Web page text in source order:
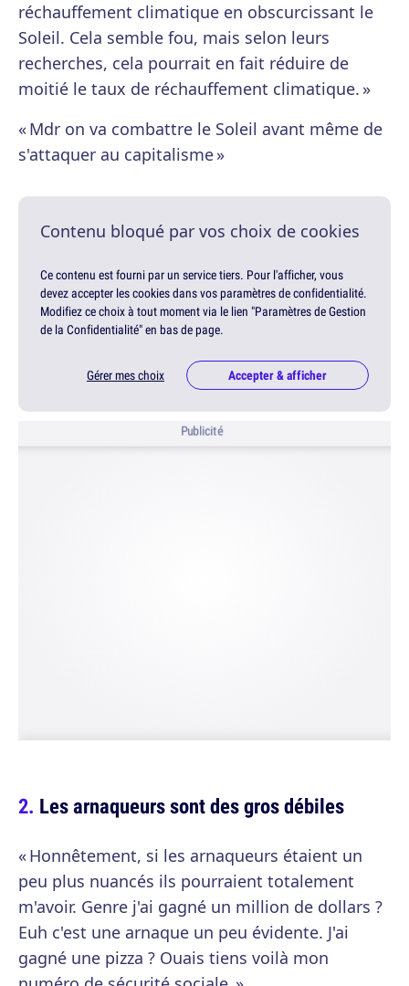
réchauffement climatique en obscurcissant le
Soleil. Cela semble fou, mais selon leurs
recherches, cela pourrait en fait réduire de
moitié le taux de réchauffement climatique. »
« Mdr on va combattre le Soleil avant même de
s'attaquer au capitalisme »
Contenu bloqué par vos choix de cookies
Ce contenu est fourni par un service tiers. Pour l'afficher, vous
devez accepter les cookies dans vos paramètres de confidentialité.
Modifiez ce choix à tout moment via le lien "Paramètres de Gestion
de la Confidentialité" en bas de page.
Gérer mes choix Accepter & afficher
Publicité
Les arnaqueurs sont des gros débiles
« Honnêtement, si les arnaqueurs étaient un
peu plus nuancés ils pourraient totalement
m'avoir. Genre j'ai gagné un million de dollars ?
Euh c'est une arnaque un peu évidente. J'ai
gagné une pizza ? Ouais tiens voilà mon